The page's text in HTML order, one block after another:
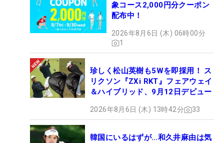
象コース2,000円分クーポン
配布中！
2026年8月6日 (木) 06時00分
1
珍しく松山英樹も5Wを即採用！ ス
リクソン『ZXi RKT』フェアウェイ
＆ハイブリッド、9月12日デビュー
2026年8月6日 (木) 13時42分 33
韓国にいるはずが…和久井麻由は気